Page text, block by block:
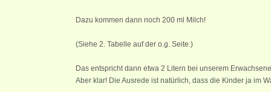
Dazu kommen dann noch 200 ml Milch!
(Siehe 2. Tabelle auf der o.g. Seite.)
Das entspricht dann etwa 2 Litern bei unserem
Aber klar! Die Ausrede ist natürlich, dass die Kinder ja im